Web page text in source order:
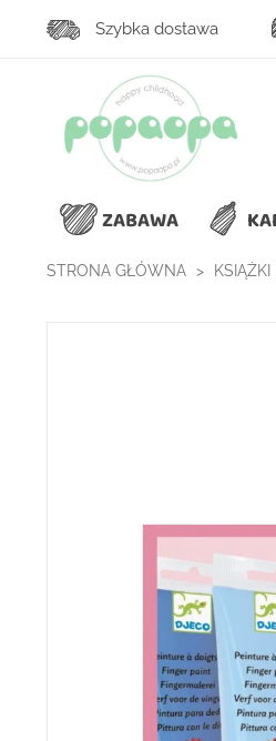
Szybka dostawa
ZABAWA
STRONA GŁÓWNA